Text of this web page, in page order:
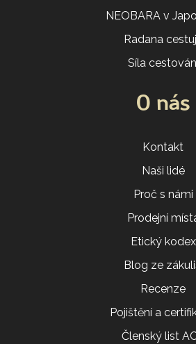
NEOBARA v
Radana
Síla
O nás
Kontakt
Naši lidé
Proč s námi
Prodejní
Etický kodex
Blog ze
Recenze
Pojištění a
Členský list